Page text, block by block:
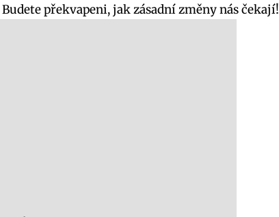
překvapeni, jak zásadní změny nás čekají!